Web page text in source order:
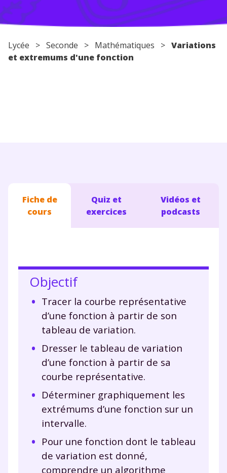
Conseils pour les parents
Lycée > Seconde > Mathématiques > Variations
et extremums d'une fonction
Fiche de
cours
Quiz et
exercices
Vidéos et
podcasts
Objectif
Tracer la courbe représentative
d’une fonction à partir de son
tableau de variation.
Dresser le tableau de variation
d’une fonction à partir de sa
courbe représentative.
Déterminer graphiquement les
extrémums d’une fonction sur un
intervalle.
Pour une fonction dont le tableau
de variation est donné,
comprendre un algorithme